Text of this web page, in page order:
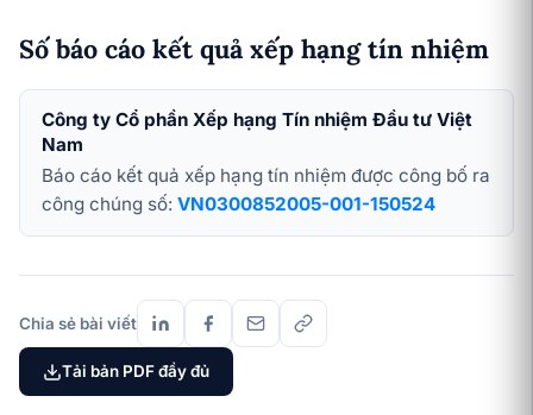
Số báo cáo kết quả xếp hạng tín nhiệm
Công ty Cổ phần Xếp hạng Tín nhiệm Đầu tư Việt
Nam
Báo cáo kết quả xếp hạng tín nhiệm được công bố ra
công chúng số: VN0300852005-001-150524
Chia sẻ bài viết
Tải bản PDF đầy đủ